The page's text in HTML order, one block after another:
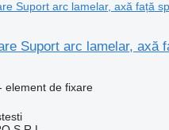
Suport arc lamelar, axă
element de fixare